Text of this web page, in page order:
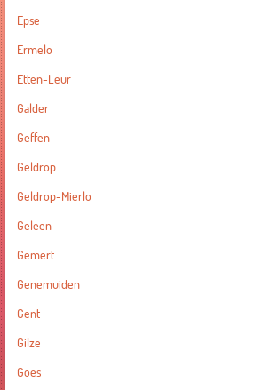
Epse
Ermelo
Etten-Leur
Galder
Geffen
Geldrop
Geldrop-Mierlo
Geleen
Gemert
Genemuiden
Gent
Gilze
Goes